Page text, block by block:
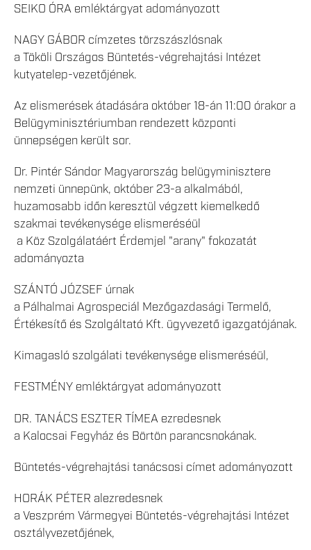
SEIKO ÓRA emléktárgyat adományozott
NAGY GÁBOR címzetes törzszászlósnak
a Tököli Országos Büntetés-végrehajtási Intézet
kutyatelep-vezetőjének.
Az elismerések átadására október 18-án 11:00 órakor a
Belügyminisztériumban rendezett központi
ünnepségen került sor.
Dr. Pintér Sándor Magyarország belügyminisztere
nemzeti ünnepünk, október 23-a alkalmából,
huzamosabb időn keresztül végzett kiemelkedő
szakmai tevékenysége elismeréséül
a Köz Szolgálatáért Érdemjel "arany" fokozatát
adományozta
SZÁNTÓ JÓZSEF úrnak
a Pálhalmai Agrospeciál Mezőgazdasági Termelő,
Értékesítő és Szolgáltató Kft. ügyvezető igazgatójának.
Kimagasló szolgálati tevékenysége elismeréséül,
FESTMÉNY emléktárgyat adományozott
DR. TANÁCS ESZTER TÍMEA ezredesnek
a Kalocsai Fegyház és Börtön parancsnokának.
Büntetés-végrehajtási tanácsosi címet adományozott
HORÁK PÉTER alezredesnek
a Veszprém Vármegyei Büntetés-végrehajtási Intézet
osztályvezetőjének,